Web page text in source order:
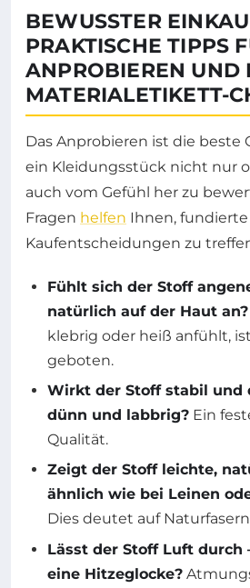
BEWUSSTER
PRAKTISCHE TIPPS
ANPROBIEREN UND
MATERIALETIKETT-
Das Anprobieren ist die beste
ein Kleidungsstück nicht nur
auch vom Gefühl her zu
Fragen helfen Ihnen, fundierte
Kaufentscheidungen zu
Fühlt sich der Stoff
natürlich auf der Haut an?
klebrig oder heiß anfühlt,
geboten.
Wirkt der Stoff stabil und
dünn und labbrig? Ein
Qualität.
Zeigt der Stoff leichte,
ähnlich wie bei Leinen
Dies deutet auf
Lässt der Stoff Luft durch
eine Hitzeglocke?